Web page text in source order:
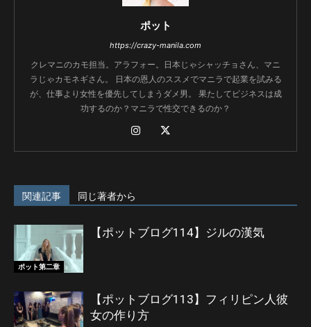
ポット
https://crazy-manila.com
クレマニのカモ担当。アラフォー。日本じゃシャッチョさん、マニ
ラじゃカモネギさん。 日本の恩人のススメでマニラで起業を試みる
が、仕事より女性を優先してしまうダメ男。 果たしてビジネスは成
功するのか？マニラで性交できるのか？
関連記事 同じ著者から
ポット第二章
【ポットブログ114】ジルの漢気
【ポットブログ113】フィリピン人彼
女の作り方